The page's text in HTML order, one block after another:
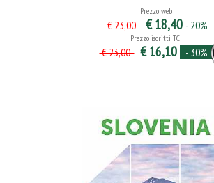
Prezzo web
€ 23,00 € 18,40 - 20%
Prezzo iscritti TCI
€ 23,00 € 16,10 - 30%